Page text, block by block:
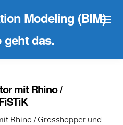
Modeling (BIM)
geht das.
mit Rhino /
Rhino / Grasshopper und